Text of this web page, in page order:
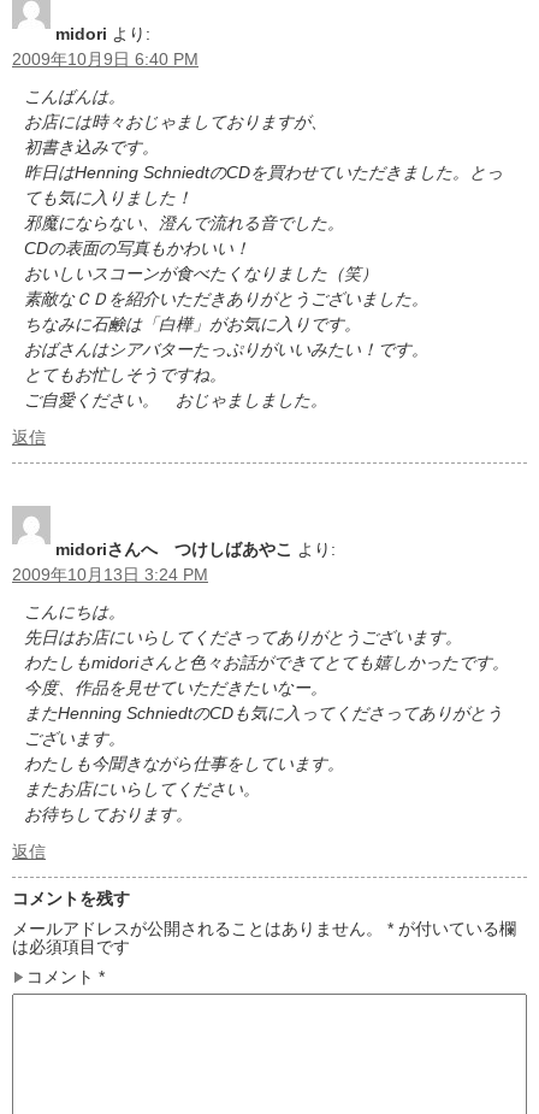
midori より:
2009年10月9日 6:40 PM
こんばんは。
お店には時々おじゃましておりますが、
初書き込みです。
昨日はHenning SchniedtのCDを買わせていただきました。とっ
ても気に入りました！
邪魔にならない、澄んで流れる音でした。
CDの表面の写真もかわいい！
おいしいスコーンが食べたくなりました（笑）
素敵なＣＤを紹介いただきありがとうございました。
ちなみに石鹸は「白樺」がお気に入りです。
おばさんはシアバターたっぷりがいいみたい！です。
とてもお忙しそうですね。
ご自愛ください。 おじゃましました。
返信
midoriさんへ つけしばあやこ より:
2009年10月13日 3:24 PM
こんにちは。
先日はお店にいらしてくださってありがとうございます。
わたしもmidoriさんと色々お話ができてとても嬉しかったです。
今度、作品を見せていただきたいなー。
またHenning SchniedtのCDも気に入ってくださってありがとう
ございます。
わたしも今聞きながら仕事をしています。
またお店にいらしてください。
お待ちしております。
返信
コメントを残す
メールアドレスが公開されることはありません。
* が付いている欄
は必須項目です
コメント *